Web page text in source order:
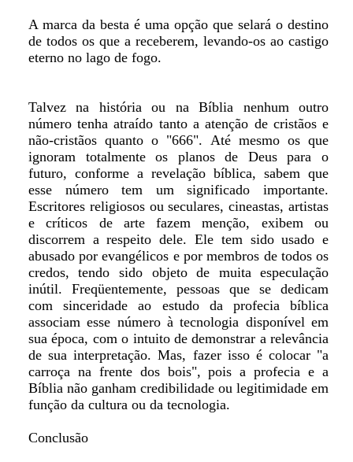
A marca da besta é uma opção que selará o destino
de todos os que a receberem, levando-os ao castigo
eterno no lago de fogo.
Talvez na história ou na Bíblia nenhum outro
número tenha atraído tanto a atenção de cristãos e
não-cristãos quanto o "666". Até mesmo os que
ignoram totalmente os planos de Deus para o
futuro, conforme a revelação bíblica, sabem que
esse número tem um significado importante.
Escritores religiosos ou seculares, cineastas, artistas
e críticos de arte fazem menção, exibem ou
discorrem a respeito dele. Ele tem sido usado e
abusado por evangélicos e por membros de todos os
credos, tendo sido objeto de muita especulação
inútil. Freqüentemente, pessoas que se dedicam
com sinceridade ao estudo da profecia bíblica
associam esse número à tecnologia disponível em
sua época, com o intuito de demonstrar a relevância
de sua interpretação. Mas, fazer isso é colocar "a
carroça na frente dos bois", pois a profecia e a
Bíblia não ganham credibilidade ou legitimidade em
função da cultura ou da tecnologia.
Conclusão